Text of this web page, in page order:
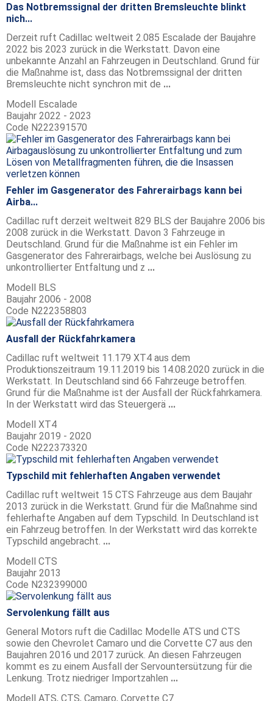
Das Notbremssignal der dritten Bremsleuchte blinkt
nich...
Derzeit ruft Cadillac weltweit 2.085 Escalade der Baujahre
2022 bis 2023 zurück in die Werkstatt. Davon eine
unbekannte Anzahl an Fahrzeugen in Deutschland. Grund für
die Maßnahme ist, dass das Notbremssignal der dritten
Bremsleuchte nicht synchron mit de ...
Modell Escalade
Baujahr 2022 - 2023
Code N222391570
Fehler im Gasgenerator des Fahrerairbags kann bei
Airba...
Cadillac ruft derzeit weltweit 829 BLS der Baujahre 2006 bis
2008 zurück in die Werkstatt. Davon 3 Fahrzeuge in
Deutschland. Grund für die Maßnahme ist ein Fehler im
Gasgenerator des Fahrerairbags, welche bei Auslösung zu
unkontrollierter Entfaltung und z ...
Modell BLS
Baujahr 2006 - 2008
Code N222358803
Ausfall der Rückfahrkamera
Cadillac ruft weltweit 11.179 XT4 aus dem
Produktionszeitraum 19.11.2019 bis 14.08.2020 zurück in die
Werkstatt. In Deutschland sind 66 Fahrzeuge betroffen.
Grund für die Maßnahme ist der Ausfall der Rückfahrkamera.
In der Werkstatt wird das Steuergerä ...
Modell XT4
Baujahr 2019 - 2020
Code N222373320
Typschild mit fehlerhaften Angaben verwendet
Cadillac ruft weltweit 15 CTS Fahrzeuge aus dem Baujahr
2013 zurück in die Werkstatt. Grund für die Maßnahme sind
fehlerhafte Angaben auf dem Typschild. In Deutschland ist
ein Fahrzeug betroffen. In der Werkstatt wird das korrekte
Typschild angebracht. ...
Modell CTS
Baujahr 2013
Code N232399000
Servolenkung fällt aus
General Motors ruft die Cadillac Modelle ATS und CTS
sowie den Chevrolet Camaro und die Corvette C7 aus den
Baujahren 2016 und 2017 zurück. An diesen Fahrzeugen
kommt es zu einem Ausfall der Servountersützung für die
Lenkung. Trotz niedriger Importzahlen ...
Modell ATS, CTS, Camaro, Corvette C7